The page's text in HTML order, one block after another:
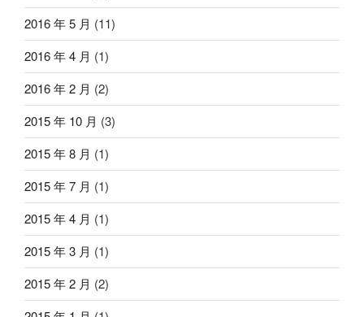
2016 年 5 月 (11)
2016 年 4 月 (1)
2016 年 2 月 (2)
2015 年 10 月 (3)
2015 年 8 月 (1)
2015 年 7 月 (1)
2015 年 4 月 (1)
2015 年 3 月 (1)
2015 年 2 月 (2)